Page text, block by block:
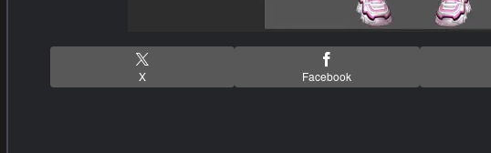
X Facebook